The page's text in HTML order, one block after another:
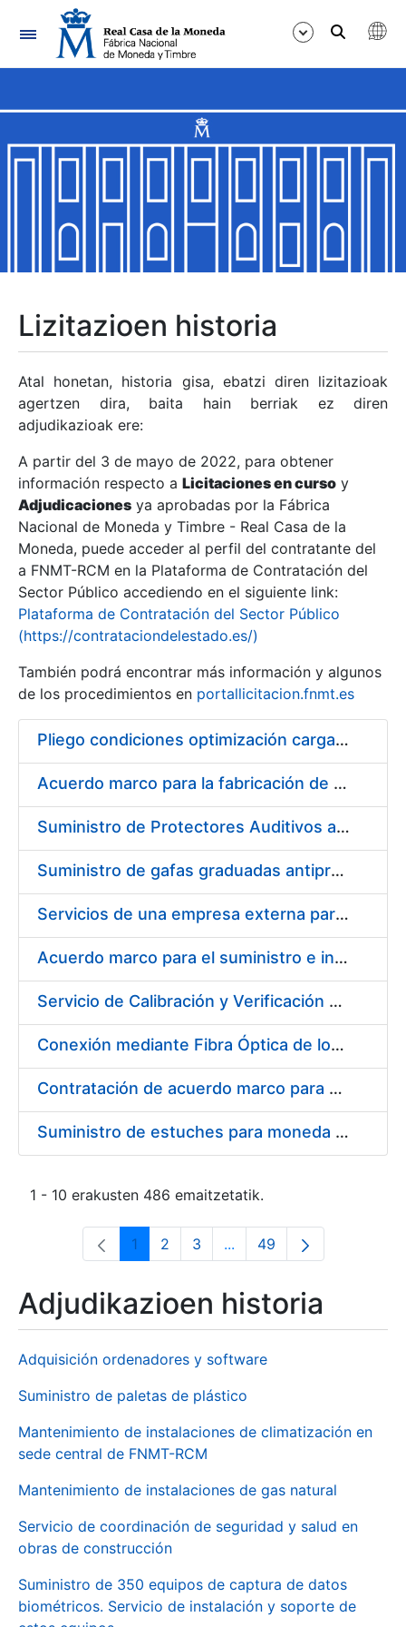
Nabigazioa
Erakutsi/Ezkutatu
Erakutsi/Ezkutatu
Erakutsi/Ezkutatu
Erakutsi/Ezkutatu
Erakutsi/Ezkutatu
Erakutsi/Ezkutatu
Erakutsi/Ezkutatu
Erakutsi/Ezkutatu
Lizitazioen historia
Atal honetan, historia gisa, ebatzi diren lizitazioak
agertzen dira, baita hain berriak ez diren
adjudikazioak ere:
A partir del 3 de mayo de 2022, para obtener
información respecto a Licitaciones en curso y
Adjudicaciones ya aprobadas por la Fábrica
Nacional de Moneda y Timbre - Real Casa de la
Moneda, puede acceder al perfil del contratante del
a FNMT-RCM en la Plataforma de Contratación del
Sector Público accediendo en el siguiente link:
Plataforma de Contratación del Sector Público
(https://contrataciondelestado.es/)
También podrá encontrar más información y algunos
de los procedimientos en portallicitacion.fnmt.es
Pliego condiciones optimización cargas compras firmado
Acuerdo marco para la fabricación de piezas
Suministro de Protectores Auditivos a medida para las personas trabajadoras de los Centros de Trabajo de Madrid y Burgos
Suministro de gafas graduadas antiproyecciones para los trabajadores de la FNMT-RCM en los centros de trabajo de Madrid y Burgos
Servicios de una empresa externa para el asesoramiento y resolución de los recursos de alzada que se presentan relacionados con procesos de selección para la FNMT-RCM
Acuerdo marco para el suministro e instalación de persianas, estores y otros complementos
Servicio de Calibración y Verificación Externa de los Equipos de Medición del Servicio de Prevención de la FNMT-RCM
Conexión mediante Fibra Óptica de los Centros de Proceso de Datos (CPDs) de las sedes de la FNMT-RCM de Burgos y Madrid
Contratación de acuerdo marco para el Suministro de Material de Electricidad para la Fábrica Nacional de Moneda y Timbre-Real Casa de la Moneda en su centro de trabajo de Burgos
Suministro de estuches para moneda de 30 €
1 - 10 erakusten 486 emaitzetatik.
Orrialdea
1 Orrialdea
2 Orrialdea
3 ...Intermediate Pages Use
Orrialdea
49
Adjudikazioen historia
Adquisición ordenadores y software
Suministro de paletas de plástico
Mantenimiento de instalaciones de climatización en
sede central de FNMT-RCM
Mantenimiento de instalaciones de gas natural
Servicio de coordinación de seguridad y salud en
obras de construcción
Suministro de 350 equipos de captura de datos
biométricos. Servicio de instalación y soporte de